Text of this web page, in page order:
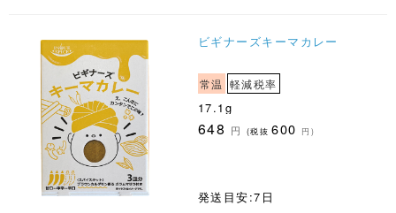
ビギナーズキーマカレー
常温 軽減税率
17.1g
648 円 (税抜600 円)
発送目安:7日